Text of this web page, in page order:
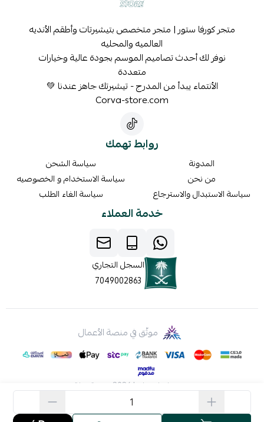
متجر كورفا ستور | متجر متخصص بتيشيرتات وأطقم الأنديه
العالميه والمحليه
نوفر لك أحدث تصاميم الموسم بجودة عالية وخيارات
متعددة
الأنتماء يبدأ من المدرج - تيشيرتك جاهز عندنا 💚
Corva-store.com
روابط تهمك
المدونة
من نحن
سياسة الاستبدال والاسترجاع
سياسة الشحن
سياسة الاستخدام و الخصوصيه
سياسة الغاء الطلب
خدمة العملاء
السجل التجاري
7049002863
موثّق في منصة الأعمال
صنع بإتقان على | 2026 منصة سلة